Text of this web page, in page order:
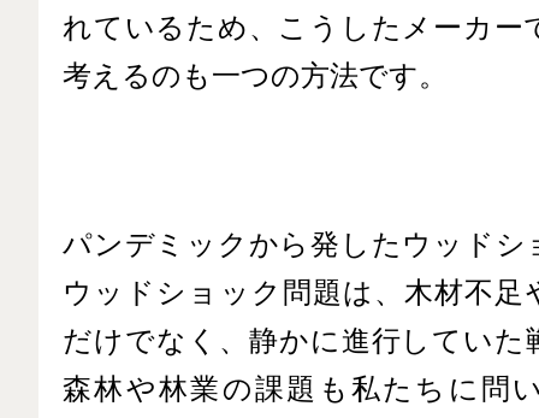
れているため、こうしたメーカー
考えるのも一つの方法です。
パンデミックから発したウッドシ
ウッドショック問題は、木材不足
だけでなく、静かに進行していた
森林や林業の課題も私たちに問